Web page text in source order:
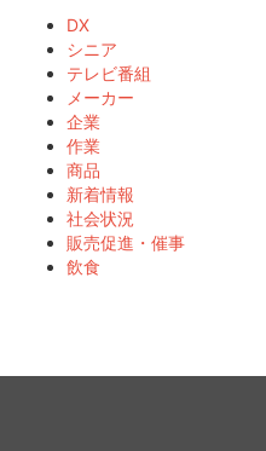
DX
シニア
テレビ番組
メーカー
企業
作業
商品
新着情報
社会状況
販売促進・催事
飲食